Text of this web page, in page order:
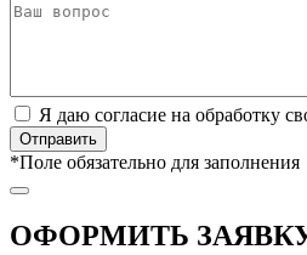
Я даю согласие на обработку
*Поле обязательно для заполнения
ОФОРМИТЬ